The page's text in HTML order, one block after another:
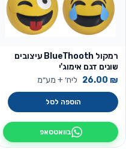
רמקול BlueThooth עיצובים
שונים דגם אימוג'י
26.00 ₪ ליח׳ + מע״מ
הוספה לסל
בוואטסאפ